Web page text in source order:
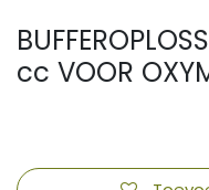
cc VOOR